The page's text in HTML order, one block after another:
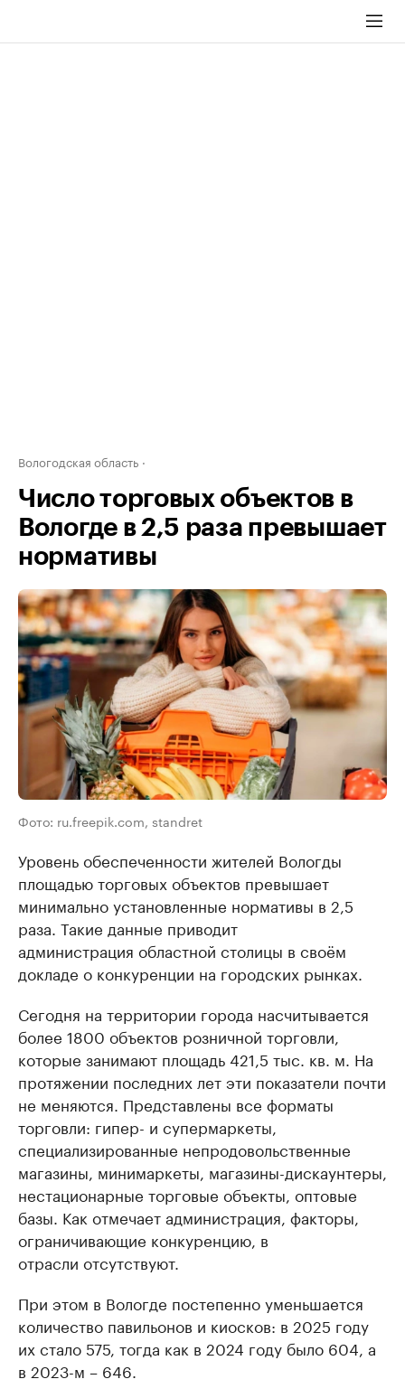
Вологодская область
Число торговых объектов в
Вологде в 2,5 раза превышает
нормативы
Фото: ru.freepik.com, standret
Уровень обеспеченности жителей Вологды
площадью торговых объектов превышает
минимально установленные нормативы в 2,5
раза. Такие данные приводит
администрация областной столицы в своём
докладе о конкуренции на городских рынках.
Сегодня на территории города насчитывается
более 1800 объектов розничной торговли,
которые занимают площадь 421,5 тыс. кв. м. На
протяжении последних лет эти показатели почти
не меняются. Представлены все форматы
торговли: гипер- и супермаркеты,
специализированные непродовольственные
магазины, минимаркеты, магазины-дискаунтеры,
нестационарные торговые объекты, оптовые
базы. Как отмечает администрация, факторы,
ограничивающие конкуренцию, в
отрасли отсутствуют.
При этом в Вологде постепенно уменьшается
количество павильонов и киосков: в 2025 году
их стало 575, тогда как в 2024 году было 604, а
в 2023-м – 646.